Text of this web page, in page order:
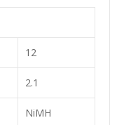
12
2.1
NiMH